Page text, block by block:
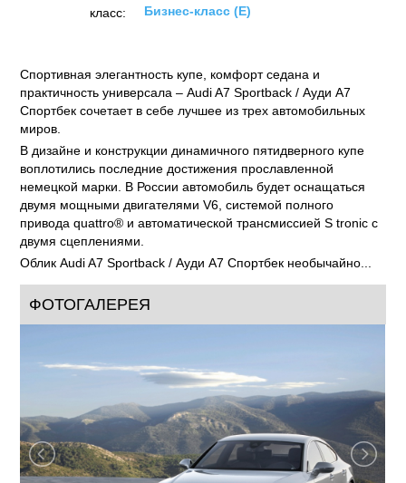
класс:
Бизнес-класс (E)
Спортивная элегантность купе, комфорт седана и
практичность универсала – Audi A7 Sportback / Ауди А7
Спортбек сочетает в себе лучшее из трех автомобильных
миров.
В дизайне и конструкции динамичного пятидверного купе
воплотились последние достижения прославленной
немецкой марки. В России автомобиль будет оснащаться
двумя мощными двигателями V6, системой полного
привода quattro® и автоматической трансмиссией S tronic с
двумя сцеплениями.
Облик Audi A7 Sportback / Ауди А7 Спортбек необычайно...
ФОТОГАЛЕРЕЯ